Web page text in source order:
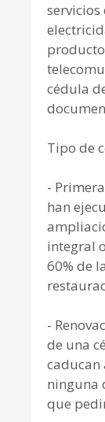
servicios
cédula
Tipo de
-
han
integral
60% de
-
de una
caducan
ninguna
que